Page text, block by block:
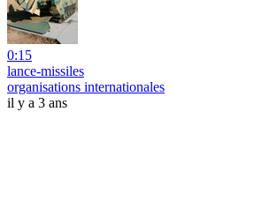
0:15
lance-missiles
organisations internationales
il y a 3 ans